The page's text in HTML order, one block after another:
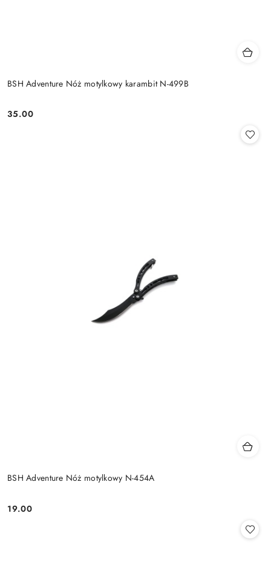
BSH Adventure Nóż motylkowy karambit N-499B
Cena:
35.00
BSH Adventure Nóż motylkowy N-454A
Cena:
19.00